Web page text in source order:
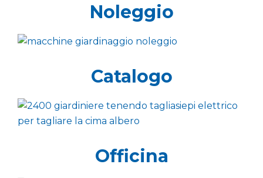
Noleggio
Catalogo
Officina